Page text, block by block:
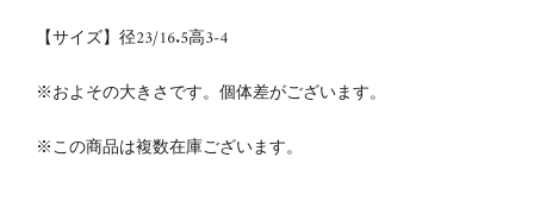
【サイズ】 径23/16.5高3-4
※およその大きさです。個体差がございます。
※この商品は複数在庫ございます。